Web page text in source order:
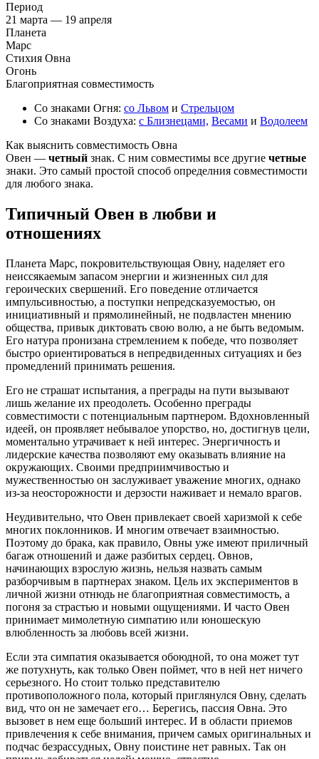
Период
21 марта — 19 апреля
Планета
Марс
Стихия Овна
Огонь
Благоприятная совместимость
Со знаками Огня: со Львом и Стрельцом
Со знаками Воздуха: с Близнецами, Весами и Водолеем
Как выяснить совместимость Овна
Овен — четный знак. С ним совместимы все другие четные
знаки. Это самый простой способ определния совместимости
для любого знака.
Типичный Овен в любви и
отношениях
Планета Марс, покровительствующая Овну, наделяет его
неиссякаемым запасом энергии и жизненных сил для
героических свершений. Его поведение отличается
импульсивностью, а поступки непредсказуемостью, он
инициативный и прямолинейный, не подвластен мнению
общества, привык диктовать свою волю, а не быть ведомым.
Его натура пронизана стремлением к победе, что позволяет
быстро ориентироваться в непредвиденных ситуациях и без
промедлений принимать решения.
Его не страшат испытания, а преграды на пути вызывают
лишь желание их преодолеть. Особенно преграды
совместимости с потенциальным партнером. Вдохновленный
идеей, он проявляет небывалое упорство, но, достигнув цели,
моментально утрачивает к ней интерес. Энергичность и
лидерские качества позволяют ему оказывать влияние на
окружающих. Своими предприимчивостью и
мужественностью он заслуживает уважение многих, однако
из-за неосторожности и дерзости наживает и немало врагов.
Неудивительно, что Овен привлекает своей харизмой к себе
многих поклонников. И многим отвечает взаимностью.
Поэтому до брака, как правило, Овны уже имеют приличный
багаж отношений и даже разбитых сердец. Овнов,
начинающих взрослую жизнь, нельзя назвать самым
разборчивым в партнерах знаком. Цель их экспериментов в
личной жизни отнюдь не благоприятная совместимость, а
погоня за страстью и новыми ощущениями. И часто Овен
принимает мимолетную симпатию или юношескую
влюбленность за любовь всей жизни.
Если эта симпатия оказывается обоюдной, то она может тут
же потухнуть, как только Овен поймет, что в ней нет ничего
серьезного. Но стоит только представителю
противоположного пола, который приглянулся Овну, сделать
вид, что он не замечает его… Берегись, пассия Овна. Это
вызовет в нем еще больший интерес. И в области приемов
привлечения к себе внимания, причем самых оригинальных и
подчас безрассудных, Овну поистине нет равных. Так он